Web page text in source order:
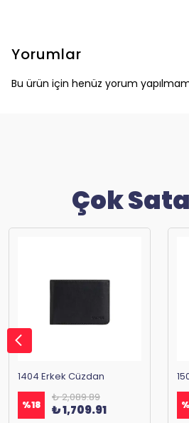
Yorumlar
Bu ürün için henüz yorum
Çok
1404 Erkek Cüzdan
%18
₺ 2,089.89
₺ 1,709.91 %